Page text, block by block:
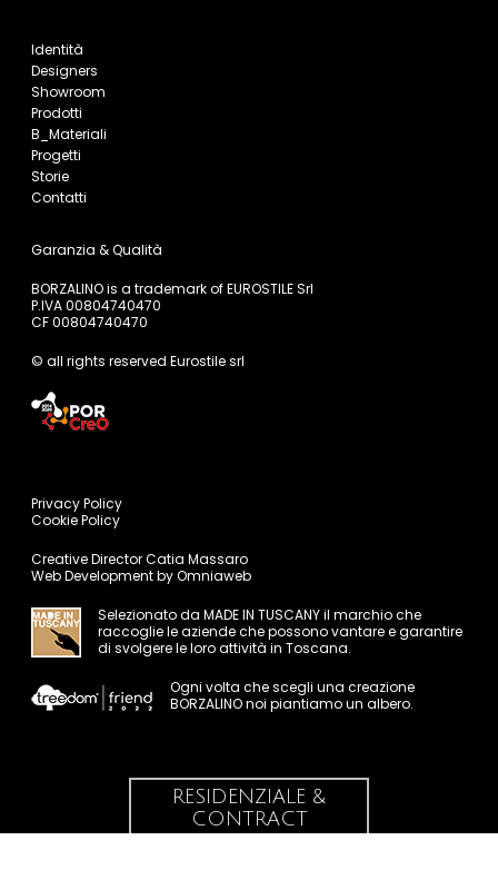
Identità
Designers
Showroom
Prodotti
B_Materiali
Progetti
Storie
Contatti
Garanzia & Qualità
BORZALINO is a trademark of EUROSTILE Srl
P.IVA 00804740470
CF 00804740470
© all rights reserved Eurostile srl
Privacy Policy
Cookie Policy
Creative DirectorCatia Massaro
Web Development byOmniaweb
Selezionato da MADE IN TUSCANYil marchio che
raccoglie le aziende che possono vantare e garantire
di svolgere le loro attività in Toscana.
Ogni volta che scegli una creazione
BORZALINO noi piantiamo un albero.
RESIDENZIALE &
CONTRACT